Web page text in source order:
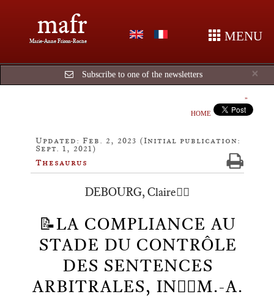
mafr
Marie-Anne Frison-Roche MENU
×
Subscribe to one of the newsletters
HOME
Updated: Feb. 2, 2023 (Initial publication:
Sept. 1, 2021)
Thesaurus
DEBOURG, Claire🕴🏿
📝LA COMPLIANCE AU
STADE DU CONTRÔLE
DES SENTENCES
ARBITRALES, IN🕴🏿M.-A.